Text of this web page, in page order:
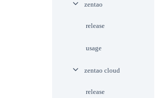
zentao
release
usage
zentao cloud
release